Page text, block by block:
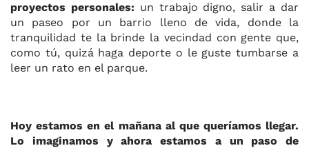
proyectos personales: un trabajo digno, salir a dar
un paseo por un barrio lleno de vida, donde la
tranquilidad te la brinde la vecindad con gente que,
como tú, quizá haga deporte o le guste tumbarse a
leer un rato en el parque.
Hoy estamos en el mañana al que queríamos llegar.
Lo imaginamos y ahora estamos a un paso de